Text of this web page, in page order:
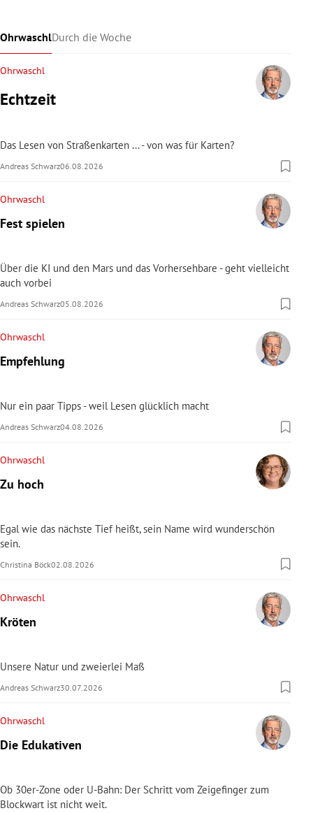
OhrwaschlDurch die Woche
Ohrwaschl
Echtzeit
Das Lesen von Straßenkarten ... - von was für Karten?
Andreas Schwarz06.08.2026
Ohrwaschl
Fest spielen
Über die KI und den Mars und das Vorhersehbare - geht vielleicht
auch vorbei
Andreas Schwarz05.08.2026
Ohrwaschl
Empfehlung
Nur ein paar Tipps - weil Lesen glücklich macht
Andreas Schwarz04.08.2026
Ohrwaschl
Zu hoch
Egal wie das nächste Tief heißt, sein Name wird wunderschön
sein.
Christina Böck02.08.2026
Ohrwaschl
Kröten
Unsere Natur und zweierlei Maß
Andreas Schwarz30.07.2026
Ohrwaschl
Die Edukativen
Ob 30er-Zone oder U-Bahn: Der Schritt vom Zeigefinger zum
Blockwart ist nicht weit.